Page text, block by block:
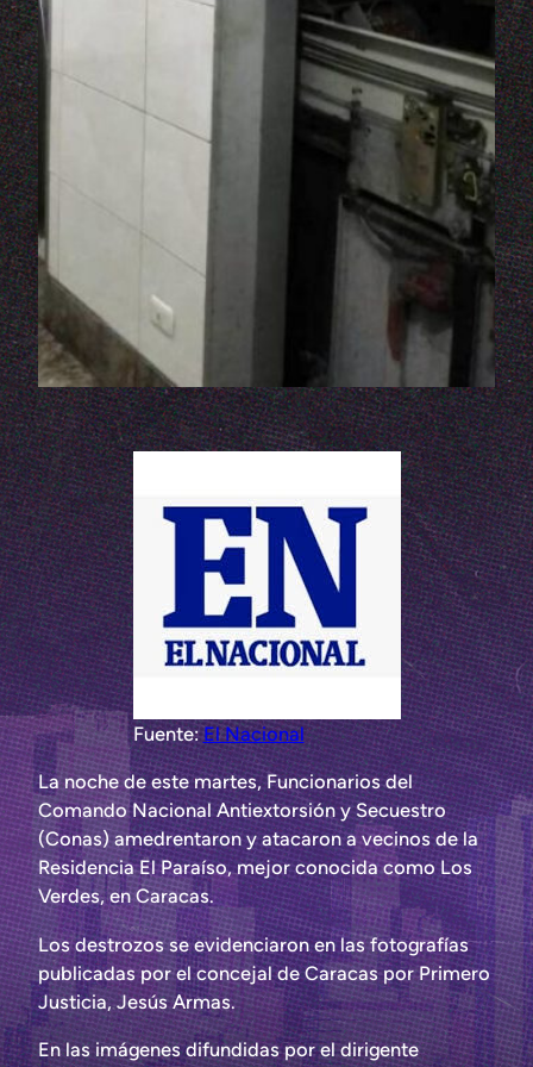
Fuente:El Nacional
La noche de este martes, Funcionarios del
Comando Nacional Antiextorsión y Secuestro
(Conas) amedrentaron y atacaron a vecinos de la
Residencia El Paraíso, mejor conocida como Los
Verdes, en Caracas.
Los destrozos se evidenciaron en las fotografías
publicadas por el concejal de Caracas por Primero
Justicia, Jesús Armas.
En las imágenes difundidas por el dirigente